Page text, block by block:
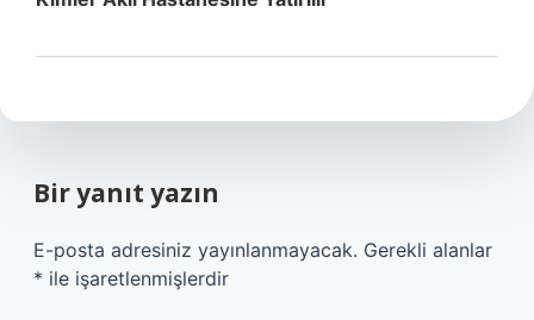
Bir yanıt yazın
E-posta adresiniz yayınlanmayacak. Gerekli alanlar
* ile işaretlenmişlerdir